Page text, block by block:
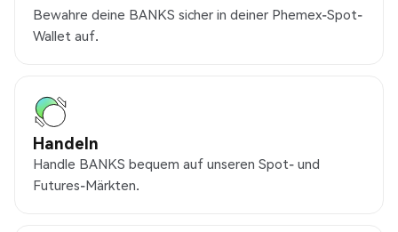
Bewahre deine BANKS sicher in deiner Phemex-Spot-
Wallet auf.
Handeln
Handle BANKS bequem auf unseren Spot- und
Futures-Märkten.